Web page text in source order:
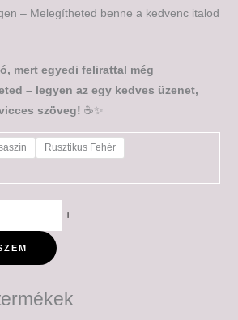
– Melegítheted benne a kedvenc italod
mert egyedi felirattal még
– legyen az egy kedves üzenet,
szöveg! ☕✨
Rusztikus Fehér
+